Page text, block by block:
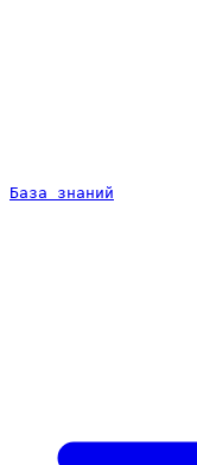
База знаний